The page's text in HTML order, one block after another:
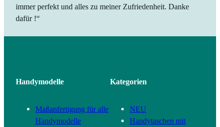
immer perfekt und alles zu meiner Zufriedenheit. Danke
dafür !“
Handymodelle
Maßanfertigung für alle
Handymodelle
Kategorien
NEU
Handytaschen mit